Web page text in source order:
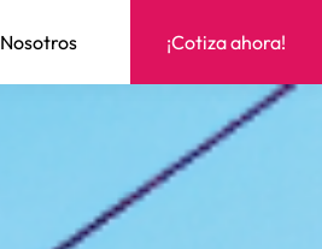
Nosotros ¡Cotiza ahora!